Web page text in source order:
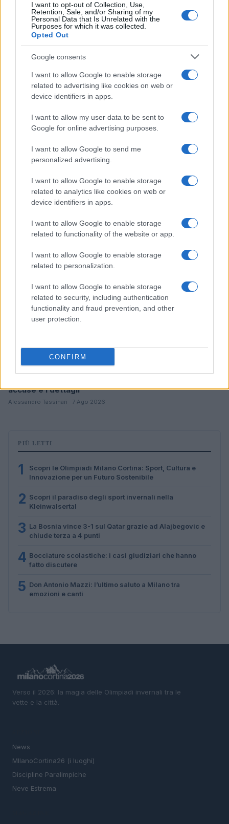
I want to opt-out of Collection, Use,
Retention, Sale, and/or Sharing of my
Personal Data that Is Unrelated with the
Purposes for which it was collected.
Opted Out
Google consents
I want to allow Google to enable storage
related to advertising like cookies on web or
device identifiers in apps.
I want to allow my user data to be sent to
Google for online advertising purposes.
I want to allow Google to send me
personalized advertising.
I want to allow Google to enable storage
related to analytics like cookies on web or
device identifiers in apps.
I want to allow Google to enable storage
related to functionality of the website or app.
I want to allow Google to enable storage
related to personalization.
I want to allow Google to enable storage
related to security, including authentication
functionality and fraud prevention, and other
user protection.
CONFIRM
Scambio di embrioni al San Raffaele: la ricostruzione
dell’accaduto
Marco Tessari · 10 Ago 2026
Come scegliere le scarpe da running donna: comfort
e performance
NEWS
accuse e i dettagli
Alessandro Tassinari · 7 Ago 2026
PIÙ LETTI
1
Scopri le Olimpiadi Milano Cortina: Sport, Cultura e
Innovazione per un Futuro Sostenibile
2 Scopri il paradiso degli sport invernali nella
Kleinwalsertal
3 La Bosnia vince 3-1 sul Qatar grazie ad Alajbegovic e
chiude terza a 4 punti
4 Bocciature scolastiche: i casi giudiziari che hanno
fatto discutere
5 Don Antonio Mazzi: l’ultimo saluto a Milano tra
emozioni e canti
Verso il 2026: la magia delle Olimpiadi invernali tra le
vette e la città.
News
MIlanoCortina26 (i luoghi)
Discipline Paralimpiche
Neve Estrema